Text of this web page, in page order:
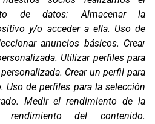
de datos:Almacenar la
y/o acceder a ella. Uso de
anuncios básicos. Crear
.Utilizar perfiles para
. Crear un perfil para
. Uso de perfiles para la selección
. Medir el rendimiento de la
del contenido.